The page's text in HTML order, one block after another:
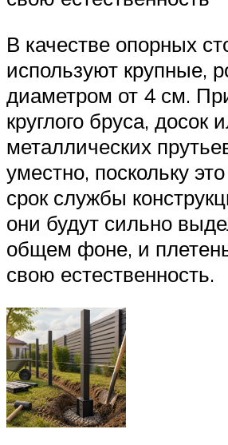
В качестве опорных
используют крупные,
диаметром от 4 см.
круглого бруса, досок
металлических
уместно, поскольку
срок службы
они будут сильно
общем фоне, и
свою естественность.